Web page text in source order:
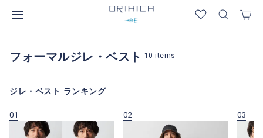
フォーマルジレ・ベスト 10 items
ジレ・ベスト ランキング
01 02 03